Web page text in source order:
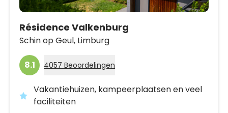
Résidence Valkenburg
Schin op Geul, Limburg
8.1 4057 Beoordelingen
Vakantiehuizen, kampeerplaatsen en veel
faciliteiten